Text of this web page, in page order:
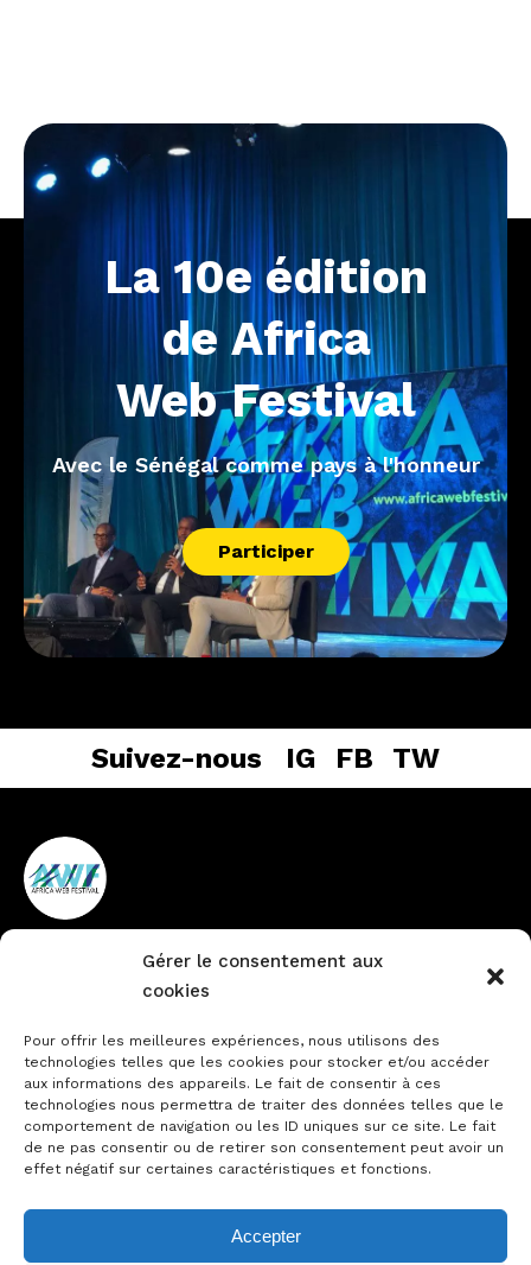
Gérer le consentement aux
cookies
Pour offrir les meilleures expériences, nous utilisons des
technologies telles que les cookies pour stocker et/ou accéder
aux informations des appareils. Le fait de consentir à ces
technologies nous permettra de traiter des données telles que le
comportement de navigation ou les ID uniques sur ce site. Le fait
de ne pas consentir ou de retirer son consentement peut avoir un
effet négatif sur certaines caractéristiques et fonctions.
Accepter
La 10e édition
de Africa
Web Festival
Avec le Sénégal comme pays à l'honneur
Participer
Suivez-nous IG FB TW
Vieux Cocody non loin de la
Technique
Contactez-nous
Notre actualité